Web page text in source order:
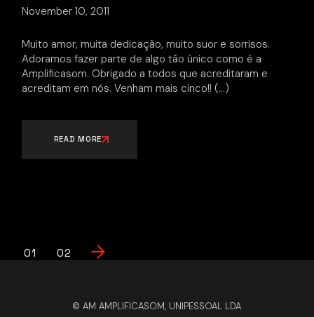
November 10, 2011
Muito amor, muita dedicação, muito suor e sorrisos.
Adoramos fazer parte de algo tão único como é a
Amplificasom. Obrigado a todos que acreditaram e
acreditam em nós. Venham mais cinco!!
READ MORE
Posts
01 02
© AM AMPLIFICASOM, UNIPESSOAL LDA